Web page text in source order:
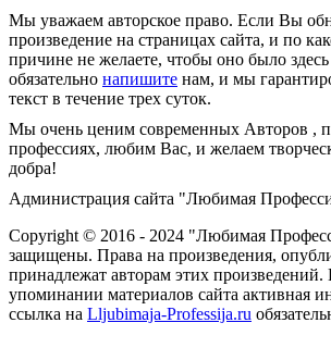
Мы уважаем авторское право. Если Вы
произведение на страницах сайта, и по
причине не желаете, чтобы оно было
обязательно напишите нам, и мы
текст в течение трех суток.
Мы очень ценим современных Авторов ,
профессиях, любим Вас, и желаем
добра!
Администрация сайта "Любимая
Copyright © 2016 - 2024 "Любимая
защищены. Права на произведения,
принадлежат авторам этих
упоминании материалов сайта активная
ссылка на Lljubimaja-Professija.ru